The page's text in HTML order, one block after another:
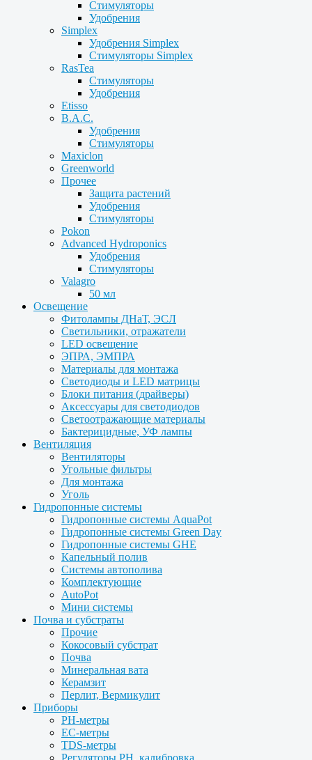
Стимуляторы
Удобрения
Simplex
Удобрения Simplex
Стимуляторы Simplex
RasTea
Стимуляторы
Удобрения
Etisso
B.A.C.
Удобрения
Стимуляторы
Maxiclon
Greenworld
Прочее
Защита растений
Удобрения
Стимуляторы
Pokon
Advanced Hydroponics
Удобрения
Стимуляторы
Valagro
50 мл
Освещение
Фитолампы ДНаТ, ЭСЛ
Светильники, отражатели
LED освещение
ЭПРА, ЭМПРА
Материалы для монтажа
Светодиоды и LED матрицы
Блоки питания (драйверы)
Аксессуары для светодиодов
Светоотражающие материалы
Бактерицидные, УФ лампы
Вентиляция
Вентиляторы
Угольные фильтры
Для монтажа
Уголь
Гидропонные системы
Гидропонные системы AquaPot
Гидропонные системы Green Day
Гидропонные системы GHE
Капельный полив
Системы автополива
Комплектующие
AutoPot
Мини системы
Почва и субстраты
Прочие
Кокосовый субстрат
Почва
Минеральная вата
Керамзит
Перлит, Вермикулит
Приборы
PH-метры
EC-метры
TDS-метры
Регуляторы PH, калибровка